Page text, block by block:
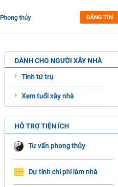
Phong thủy ĐĂNG TIN
DÀNH CHO NGƯỜI XÂY NHÀ
Tính tứ trụ
Xem tuổi xây nhà
HỖ TRỢ TIỆN ÍCH
Tư vấn phong thủy
Dự tính chi phí làm nhà